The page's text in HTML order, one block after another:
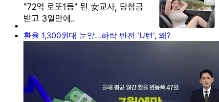
환율 1,300원대 눈앞…하락 반전 'U턴', 왜?